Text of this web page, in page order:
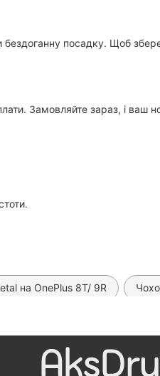
посадку. Щоб
Замовляйте зараз, і
на OnePlus 8T/ 9R
Прозора гідрогелева плівка